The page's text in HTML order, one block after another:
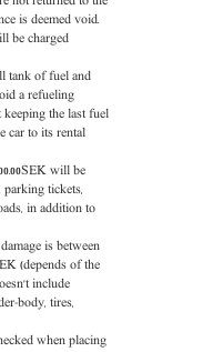
is deemed void.
be charged
tank of fuel and
a refueling
keeping the last fuel
car to its rental
will be
tickets,
in addition to
is between
(depends of the
include
body, tires,
when placing